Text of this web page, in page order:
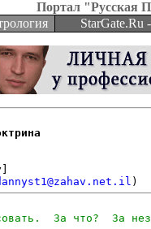
Портал "Русская
StarGate.Ru